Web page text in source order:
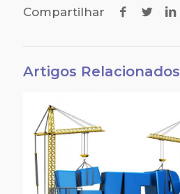
Compartilhar
Artigos Relacionados